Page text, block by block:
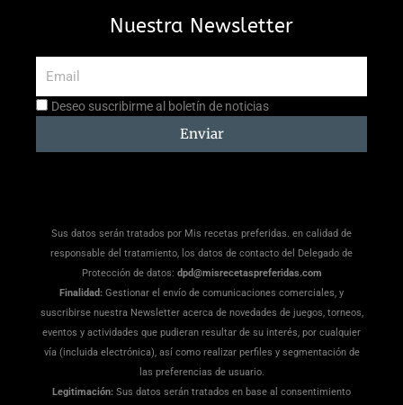
Nuestra Newsletter
Aceptación
Deseo suscribirme al boletín de noticias
Enviar
Sus datos serán tratados por Mis recetas preferidas. en calidad de
responsable del tratamiento, los datos de contacto del Delegado de
Protección de datos: dpd@misrecetaspreferidas.com
Finalidad: Gestionar el envío de comunicaciones comerciales, y
suscribirse nuestra Newsletter acerca de novedades de juegos, torneos,
eventos y actividades que pudieran resultar de su interés, por cualquier
vía (incluida electrónica), así como realizar perfiles y segmentación de
las preferencias de usuario.
Legitimación: Sus datos serán tratados en base al consentimiento